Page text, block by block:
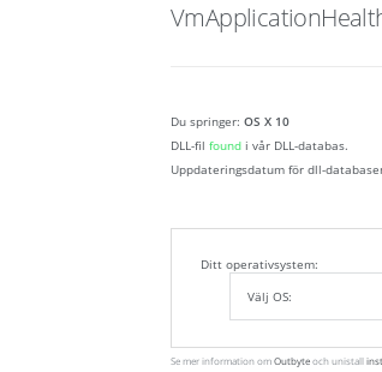
Du springer: OS X 10
DLL-fil found i vår DLL-databas.
Uppdateringsdatum för dll-
Ditt operativsystem:
Se mer information omOutbyteoch unistall